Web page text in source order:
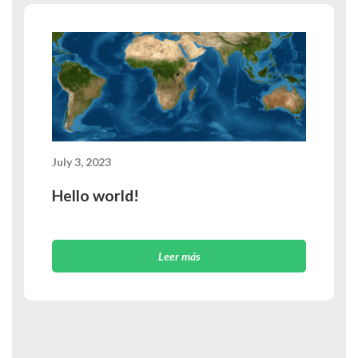
July 3, 2023
Hello world!
Leer más